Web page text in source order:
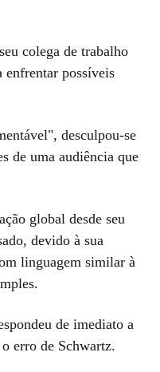
colega de trabalho
enfrentar possíveis
desculpou-se
de uma audiência que
global desde seu
devido à sua
linguagem similar à
de imediato a
erro de Schwartz.